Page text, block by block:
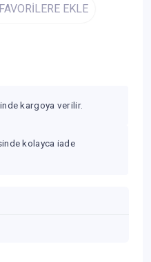
FAVORİLERE EKLE
kargoya verilir.
kolayca iade